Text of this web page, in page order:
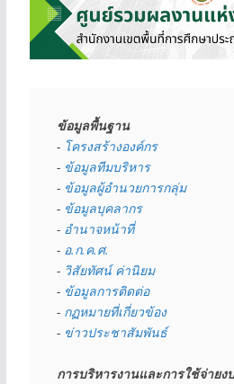
ข้อมูลพื้นฐาน
- โครงสร้างองค์กร
- ข้อมูลทีมบริหาร
- ข้อมูลผู้อำนวยการกลุ่ม
- ข้อมูลบุคลากร
- อำนาจหน้าที่
- อ.ก.ค.ศ.
- วิสัยทัศน์ ค่านิยม
- ข้อมูลการติดต่อ
- กฏหมายที่เกี่ยวข้อง
- ข่าวประชาสัมพันธ์
การบริหารงานและการใช้จ่าย